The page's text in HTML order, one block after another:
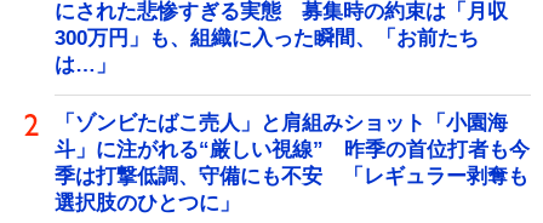
にされた悲惨すぎる実態 募集時の約束は「月収
300万円」も、組織に入った瞬間、「お前たち
は…」
「ゾンビたばこ売人」と肩組みショット「小園海
斗」に注がれる“厳しい視線” 昨季の首位打者も今
季は打撃低調、守備にも不安 「レギュラー剥奪も
選択肢のひとつに」